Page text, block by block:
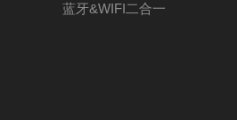
蓝牙&WIFI二合一